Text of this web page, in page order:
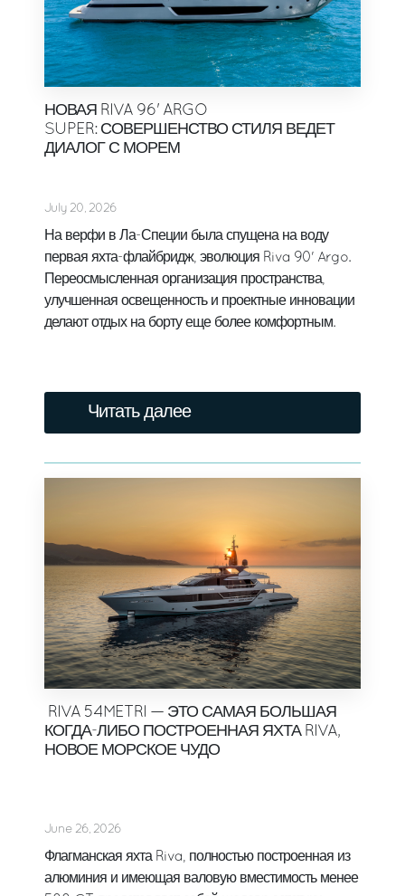
НОВАЯ RIVA 96' ARGO
SUPER: СОВЕРШЕНСТВО СТИЛЯ ВЕДЕТ
ДИАЛОГ С МОРЕМ
July 20, 2026
На верфи в Ла-Специи была спущена на воду
первая яхта-флайбридж, эволюция Riva 90' Argo.
Переосмысленная организация пространства,
улучшенная освещенность и проектные инновации
делают отдых на борту еще более комфортным.
Читать далее
RIVA 54METRI — ЭТО САМАЯ БОЛЬШАЯ
КОГДА-ЛИБО ПОСТРОЕННАЯ ЯХТА RIVA,
НОВОЕ МОРСКОЕ ЧУДО
June 26, 2026
Флагманская яхта Riva, полностью построенная из
алюминия и имеющая валовую вместимость менее